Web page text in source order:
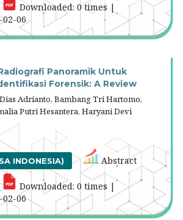
Downloaded: 0 times |
06
Panoramik Untuk
Forensik: A Review
Adrianto, Bambang Tri Hartomo,
Putri Hesantera, Haryani Devi
INDONESIA) Abstract
Downloaded: 0 times |
06